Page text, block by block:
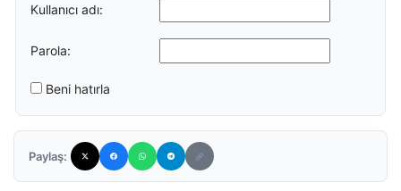
Kullanıcı adı:
Parola:
Beni hatırla
Paylaş: